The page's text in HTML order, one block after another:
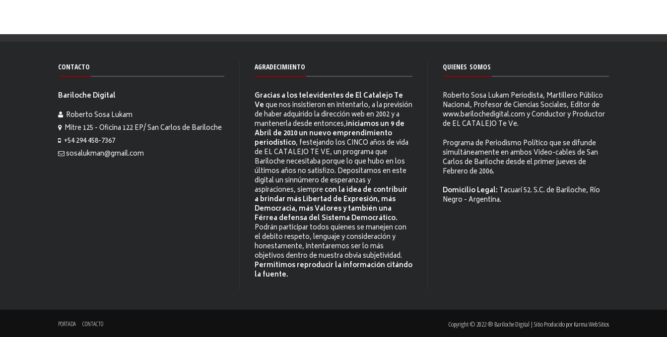
CONTACTO
Bariloche Digital
Roberto Sosa Lukam
Mitre 125 - Oficina 122 EP/ San Carlos de Bariloche
+54 294 458-7367
sosalukman@gmail.com
AGRADECIMIENTO
Gracias a los televidentes de El Catalejo Te
Veque nos insistieron en intentarlo, a la previsión
de haber adquirido la dirección web en 2002 y a
mantenerla desde entonces,iniciamos un 9 de
Abril de 2010 un nuevo emprendimiento
periodístico, festejando los CINCO años de vida
de EL CATALEJO TE VE, un programa que
Bariloche necesitaba porque lo que hubo en los
últimos años no satisfizo. Depositamos en este
digital un sinnúmero de esperanzas y
aspiraciones, siemprecon la idea de contribuir
a brindar más Libertad de Expresión, más
Democracia, más Valores y también una
Férrea defensa del Sistema Democrático.
Podrán participar todos quienes se manejen con
el debito respeto, lenguaje y consideración y
honestamente, intentaremos ser lo más
objetivos dentro de nuestra obvia subjetividad.
Permitimos reproducir la información citándo
la fuente.
QUIENES SOMOS
Roberto Sosa Lukam Periodista, Martillero Público
Nacional, Profesor de Ciencias Sociales, Editor de
www.barilochedigital.com y Conductor y Productor
de EL CATALEJO Te Ve.
Programa de Periodismo Político que se difunde
simultáneamente en ambos Video-cables de San
Carlos de Bariloche desde el primer jueves de
Febrero de 2006.
Domicilio Legal: Tacuarí 52. S.C. de Bariloche, Río
Negro - Argentina.
PORTADA CONTACTO Copyright © 2022 ® Bariloche Digital | Sitio Producido porKarma Web Sitios